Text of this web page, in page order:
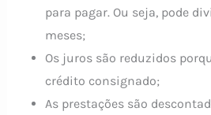
para pagar. Ou seja, pode
meses;
Os juros são reduzidos
crédito consignado;
As prestações são